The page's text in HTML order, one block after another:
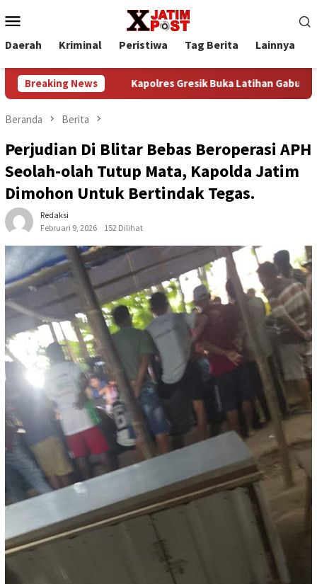
ke
kontenMobile
Daerah Kriminal Peristiwa Tag Berita Lainnya
Breaking NewsKapolres Gresik Buka Latihan Gabungan Saka
Beranda Berita
Perjudian Di Blitar Bebas Beroperasi APH
Seolah-olah Tutup Mata, Kapolda Jatim
Dimohon Untuk Bertindak Tegas.
Redaksi
Februari 9, 2026
152 Dilihat